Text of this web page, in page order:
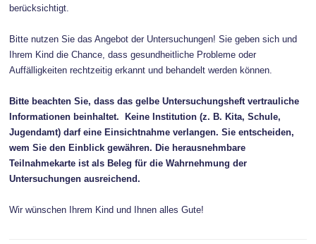
berücksichtigt.
Bitte nutzen Sie das Angebot der Untersuchungen! Sie geben sich und
Ihrem Kind die Chance, dass gesundheitliche Probleme oder
Auffälligkeiten rechtzeitig erkannt und behandelt werden können.
Bitte beachten Sie, dass das gelbe Untersuchungsheft vertrauliche
Informationen beinhaltet. Keine Institution (z. B. Kita, Schule,
Jugendamt) darf eine Einsichtnahme verlangen. Sie entscheiden,
wem Sie den Einblick gewähren. Die herausnehmbare
Teilnahmekarte ist als Beleg für die Wahrnehmung der
Untersuchungen ausreichend.
Wir wünschen Ihrem Kind und Ihnen alles Gute!